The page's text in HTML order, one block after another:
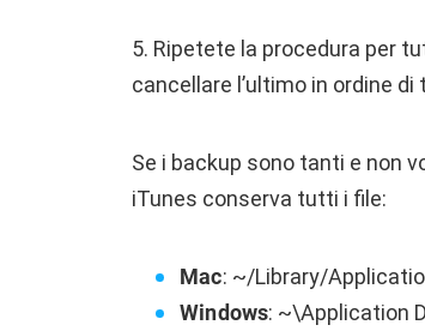
5. Ripetete la procedura per
cancellare l’ultimo in ordine
Se i backup sono tanti e non
iTunes conserva tutti i file:
Mac: ~/Library/
Windows: ~\Application